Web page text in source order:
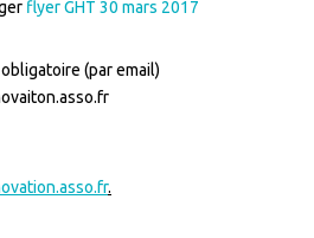
flyer GHT 30 mars 2017
(par email)
.